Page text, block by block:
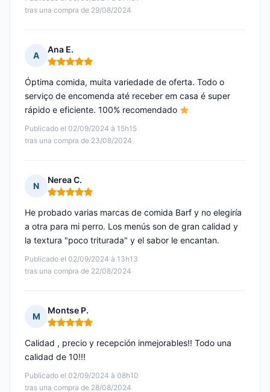
tras una compra de 29/08/2024
A
Ana E.
Nota: 5 de 5
Publicado el 02/09/2024 à 15h15
tras una compra de 23/08/2024
Óptima comida, muita variedade de oferta. Todo o
serviço de encomenda até receber em casa é super
rápido e eficiente. 100% recomendado
N
Nerea C.
Nota: 5 de 5
Publicado el 02/09/2024 à 13h13
tras una compra de 22/08/2024
He probado varias marcas de comida Barf y no elegiría
a otra para mi perro. Los menús son de gran calidad y
la textura "poco triturada" y el sabor le encantan.
M
Montse P.
Nota: 5 de 5
Publicado el 02/09/2024 à 08h10
tras una compra de 28/08/2024
Calidad , precio y recepción inmejorables!! Todo una
calidad de 10!!!